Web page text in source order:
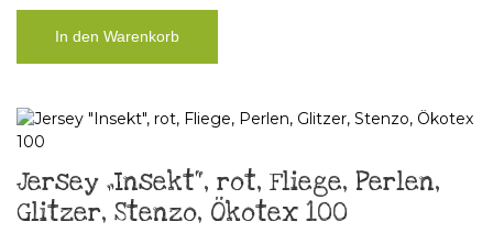
In den Warenkorb
Jersey „Insekt“, rot, Fliege, Perlen,
Glitzer, Stenzo, Ökotex 100